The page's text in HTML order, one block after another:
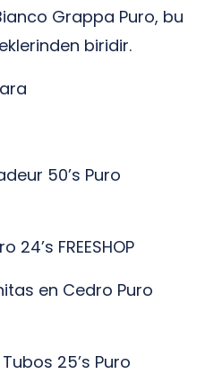
Grappa Puro, bu
biridir.
50’s Puro
FREESHOP
en Cedro Puro
25’s Puro